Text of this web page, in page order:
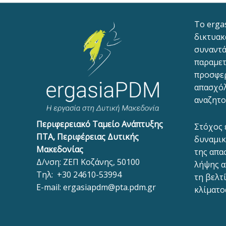
Περιφερειακό Ταμείο Ανάπτυξης
ΠΤΑ, Περιφέρειας Δυτικής
Μακεδονίας
Δ/νση: ΖΕΠ Κοζάνης, 50100
Τηλ: +30 24610-53994
E-mail: ergasiapdm@pta.pdm.gr
To
Στόχος
της
λήψης
τη